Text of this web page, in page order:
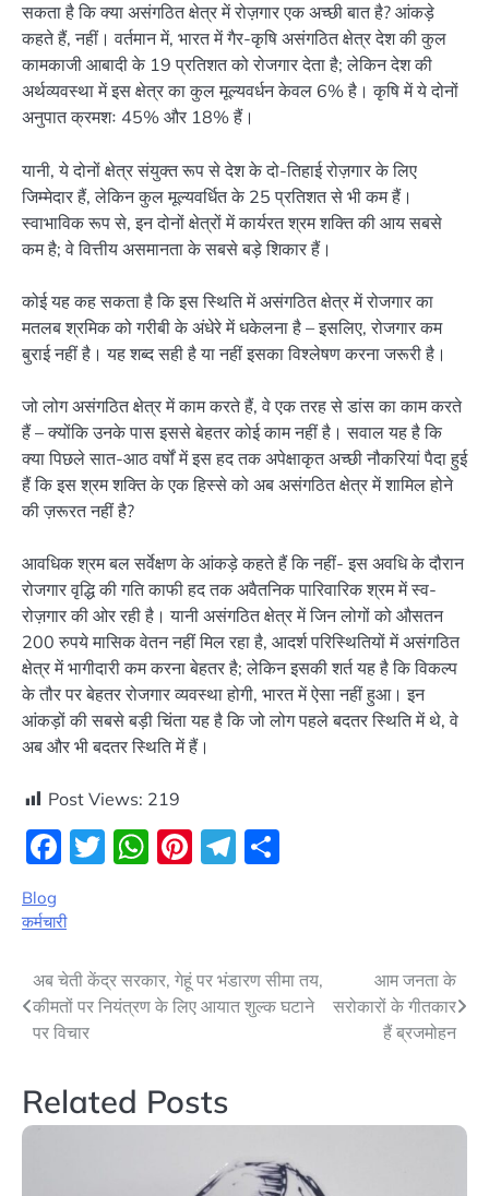
सकता है कि क्या असंगठित क्षेत्र में रोज़गार एक अच्छी बात है? आंकड़े
कहते हैं, नहीं। वर्तमान में, भारत में गैर-कृषि असंगठित क्षेत्र देश की कुल
कामकाजी आबादी के 19 प्रतिशत को रोजगार देता है; लेकिन देश की
अर्थव्यवस्था में इस क्षेत्र का कुल मूल्यवर्धन केवल 6% है। कृषि में ये दोनों
अनुपात क्रमशः 45% और 18% हैं।
यानी, ये दोनों क्षेत्र संयुक्त रूप से देश के दो-तिहाई रोज़गार के लिए
जिम्मेदार हैं, लेकिन कुल मूल्यवर्धित के 25 प्रतिशत से भी कम हैं।
स्वाभाविक रूप से, इन दोनों क्षेत्रों में कार्यरत श्रम शक्ति की आय सबसे
कम है; वे वित्तीय असमानता के सबसे बड़े शिकार हैं।
कोई यह कह सकता है कि इस स्थिति में असंगठित क्षेत्र में रोजगार का
मतलब श्रमिक को गरीबी के अंधेरे में धकेलना है – इसलिए, रोजगार कम
बुराई नहीं है। यह शब्द सही है या नहीं इसका विश्लेषण करना जरूरी है।
जो लोग असंगठित क्षेत्र में काम करते हैं, वे एक तरह से डांस का काम करते
हैं – क्योंकि उनके पास इससे बेहतर कोई काम नहीं है। सवाल यह है कि
क्या पिछले सात-आठ वर्षों में इस हद तक अपेक्षाकृत अच्छी नौकरियां पैदा हुई
हैं कि इस श्रम शक्ति के एक हिस्से को अब असंगठित क्षेत्र में शामिल होने
की ज़रूरत नहीं है?
आवधिक श्रम बल सर्वेक्षण के आंकड़े कहते हैं कि नहीं- इस अवधि के दौरान
रोजगार वृद्धि की गति काफी हद तक अवैतनिक पारिवारिक श्रम में स्व-
रोज़गार की ओर रही है। यानी असंगठित क्षेत्र में जिन लोगों को औसतन
200 रुपये मासिक वेतन नहीं मिल रहा है, आदर्श परिस्थितियों में असंगठित
क्षेत्र में भागीदारी कम करना बेहतर है; लेकिन इसकी शर्त यह है कि विकल्प
के तौर पर बेहतर रोजगार व्यवस्था होगी, भारत में ऐसा नहीं हुआ। इन
आंकड़ों की सबसे बड़ी चिंता यह है कि जो लोग पहले बदतर स्थिति में थे, वे
अब और भी बदतर स्थिति में हैं।
Post Views: 219
Facebook
Twitter
WhatsApp
Pinterest
Telegram
Blog
कर्मचारी
Post
navigation
अब चेती केंद्र सरकार, गेहूं पर भंडारण सीमा तय,
कीमतों पर नियंत्रण के लिए आयात शुल्क घटाने
पर विचार
आम जनता के
सरोकारों के गीतकार
हैं ब्रजमोहन
Related Posts